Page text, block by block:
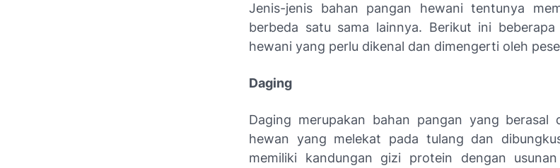
Jenis-jenis bahan pangan hewani tentunya
berbeda satu sama lainnya. Berikut ini
hewani yang perlu dikenal dan dimengerti oleh
Daging
Daging merupakan bahan pangan yang berasal
hewan yang melekat pada tulang dan
memiliki kandungan gizi protein dengan